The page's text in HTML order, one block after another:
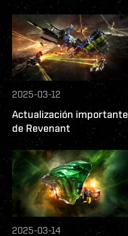
2025-03-12
Actualización importante
de Revenant
2025-03-14